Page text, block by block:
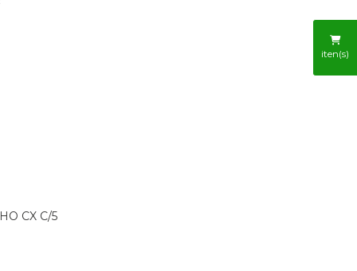
CX C/5
iten(s)